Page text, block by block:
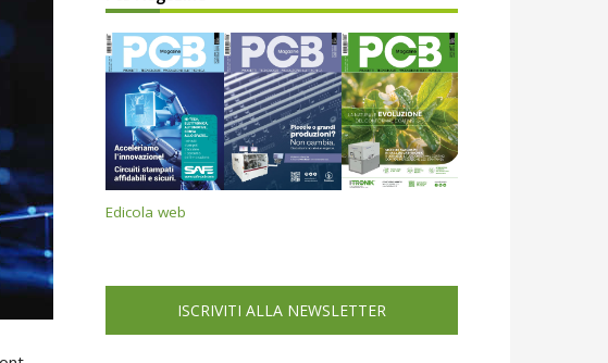
Edicola web
ISCRIVITI ALLA NEWSLETTER